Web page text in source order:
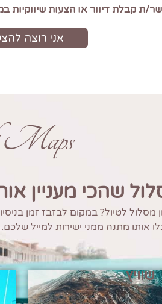
שהכי מעניין
מסלול לטיול? במקום לבזבז זמן
אותו מתנה ממני ישירות למייל שלכם.
שוויץ